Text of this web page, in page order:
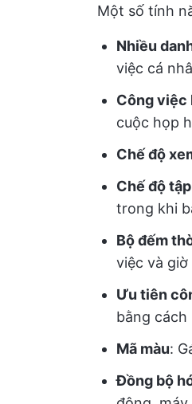
Một số tính
Nhiều
việc cá
Công việc
cuộc họp
Chế độ
Chế độ
trong khi
Bộ đếm
việc và giờ
Ưu tiên
bằng cách
Mã màu:
Đồng bộ